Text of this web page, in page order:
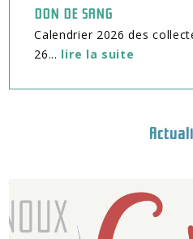
DON DE SANG
Calendrier 2026 des
26... lire la suite